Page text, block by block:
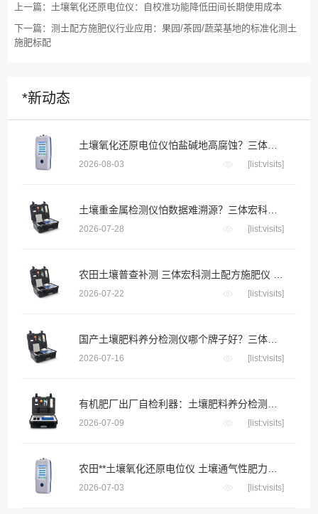
上一篇： 土壤氧化还原电位仪：自校准功能降低田间长期使用成本
下一篇： 测土配方施肥仪行业应用：果园/茶园/蔬菜基地的标准化测土
施肥标配
*新动态
2026-08-03 [list:visits]
2026-07-28 [list:visits]
2026-07-22 [list:visits]
2026-07-16 [list:visits]
2026-07-09 [list:visits]
2026-07-03 [list:visits]